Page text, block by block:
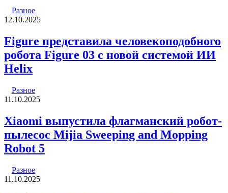
Разное
12.10.2025
Figure представила человекоподобного
робота Figure 03 с новой системой ИИ
Helix
Разное
11.10.2025
Xiaomi выпустила флагманский робот-
пылесос Mijia Sweeping and Mopping
Robot 5
Разное
11.10.2025